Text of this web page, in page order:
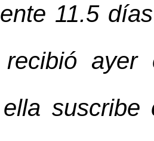
11.5
recibió ayer
suscribe